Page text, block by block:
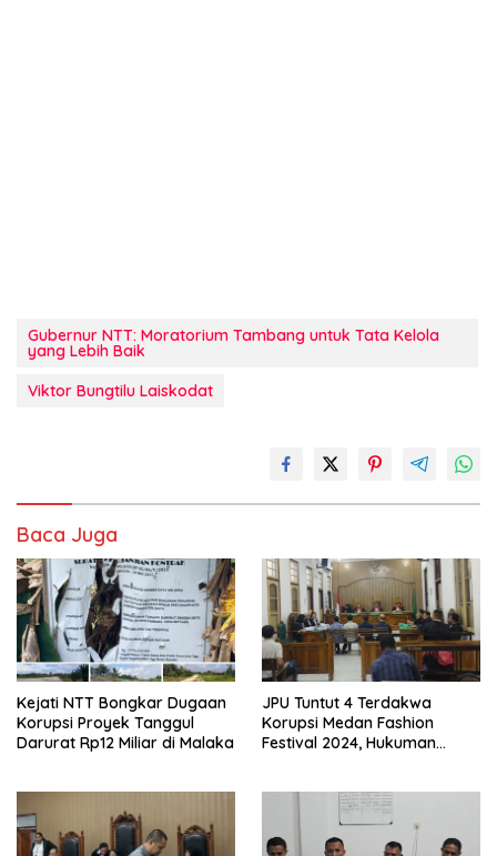
Gubernur NTT: Moratorium Tambang untuk Tata Kelola
yang Lebih Baik
Viktor Bungtilu Laiskodat
Baca Juga
Kejati NTT Bongkar Dugaan
Korupsi Proyek Tanggul
Darurat Rp12 Miliar di Malaka
JPU Tuntut 4 Terdakwa
Korupsi Medan Fashion
Festival 2024, Hukuman